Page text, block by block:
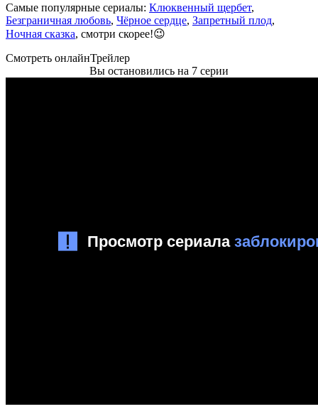
Самые популярные сериалы: Клюквенный щербет,
Безграничная любовь, Чёрное сердце, Запретный плод,
Ночная сказка, смотри скорее!😉
Смотреть онлайнТрейлер
Вы остановились на 7 серии